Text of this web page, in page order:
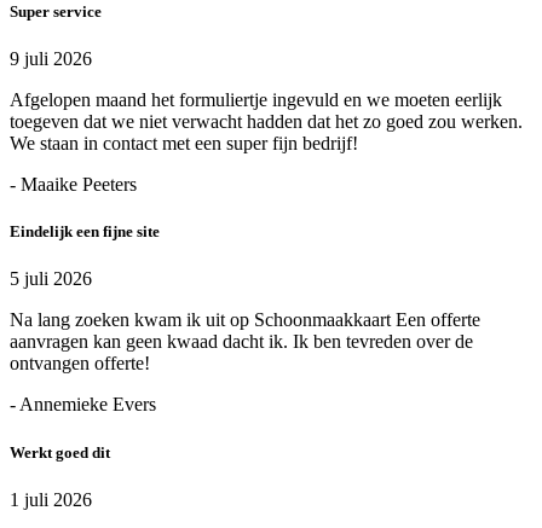
Super service
9 juli 2026
Afgelopen maand het formuliertje ingevuld en we moeten eerlijk
toegeven dat we niet verwacht hadden dat het zo goed zou werken.
We staan in contact met een super fijn bedrijf!
- Maaike Peeters
Eindelijk een fijne site
5 juli 2026
Na lang zoeken kwam ik uit op Schoonmaakkaart Een offerte
aanvragen kan geen kwaad dacht ik. Ik ben tevreden over de
ontvangen offerte!
- Annemieke Evers
Werkt goed dit
1 juli 2026